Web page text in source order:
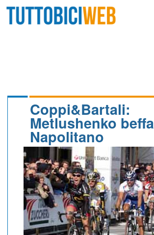
CALENDARIO
OSCAR
ALBI D'ORO
NEWSLETTER
Coppi&Bartali:
Metlushenko beffa
Napolitano